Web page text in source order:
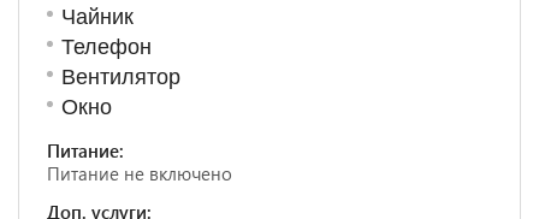
Чайник
Телефон
Вентилятор
Окно
Питание:
Питание не включено
Доп. услуги: